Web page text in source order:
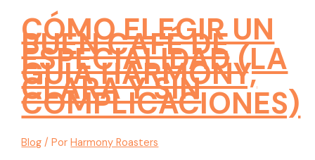
CÓMO ELEGIR UN
BUEN CAFÉ DE
ESPECIALIDAD (LA
GUÍA HARMONY,
CLARA Y SIN
COMPLICACIONES)
Blog / PorHarmony Roasters